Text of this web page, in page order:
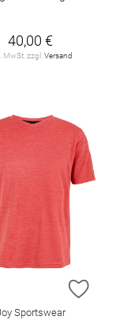
40,00 €
MwSt. zzgl.Versand
HINZUFÜGEN
ZUR
Sportswear